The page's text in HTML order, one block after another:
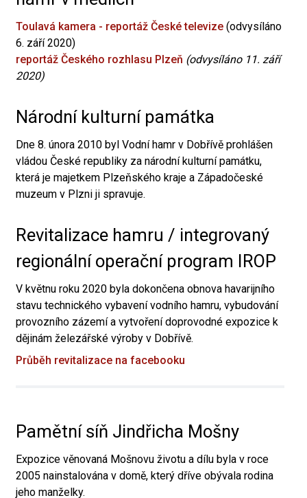
Toulavá kamera - reportáž České televize (odvysíláno
6. září 2020)
reportáž Českého rozhlasu Plzeň (odvysíláno 11. září
2020)
Národní kulturní památka
Dne 8. února 2010 byl Vodní hamr v Dobřívě prohlášen
vládou České republiky za národní kulturní památku,
která je majetkem Plzeňského kraje a Západočeské
muzeum v Plzni ji spravuje.
Revitalizace hamru / integrovaný
regionální operační program IROP
V květnu roku 2020 byla dokončena obnova havarijního
stavu technického vybavení vodního hamru, vybudování
provozního zázemí a vytvoření doprovodné expozice k
dějinám železářské výroby v Dobřívě.
Průběh revitalizace na facebooku
Pamětní síň Jindřicha Mošny
Expozice věnovaná Mošnovu životu a dílu byla v roce
2005 nainstalována v domě, který dříve obývala rodina
jeho manželky.